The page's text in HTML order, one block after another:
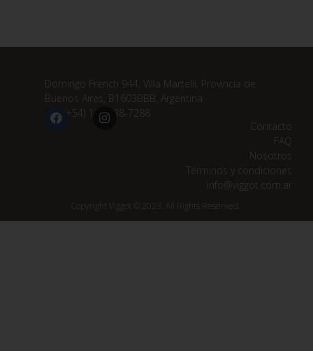
Domingo French 944, Villa Martelli, Provincia de
Buenos Aires, B1603BBB, Argentina
(+54) 11 3838-7288
Contacto
FAQ
Nosotros
Términos y condiciones
info@viggot.com.ar
Copyright Viggot © 2023. All Rights Reserved.